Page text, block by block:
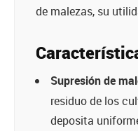
de malezas, su
Supresión de
residuo de los
deposita